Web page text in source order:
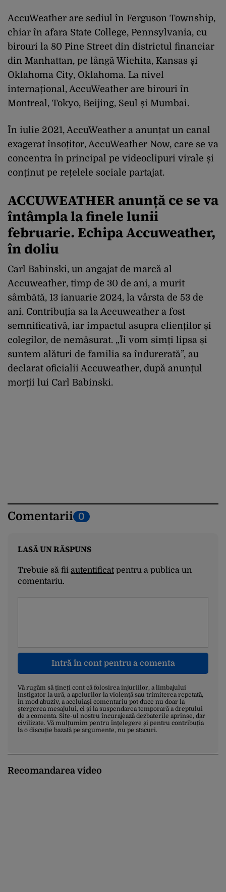
AccuWeather are sediul în Ferguson Township,
chiar în afara State College, Pennsylvania, cu
birouri la 80 Pine Street din districtul financiar
din Manhattan, pe lângă Wichita, Kansas și
Oklahoma City, Oklahoma. La nivel
internațional, AccuWeather are birouri în
Montreal, Tokyo, Beijing, Seul și Mumbai.
În iulie 2021, AccuWeather a anunțat un canal
exagerat însoțitor, AccuWeather Now, care se va
concentra în principal pe videoclipuri virale și
conținut pe rețelele sociale partajat.
ACCUWEATHER anunță ce se va
întâmpla la finele lunii
februarie. Echipa Accuweather,
în doliu
Carl Babinski, un angajat de marcă al
Accuweather, timp de 30 de ani, a murit
sâmbătă, 13 ianuarie 2024, la vârsta de 53 de
ani. Contribuția sa la Accuweather a fost
semnificativă, iar impactul asupra clienților și
colegilor, de nemăsurat. „Îi vom simți lipsa și
suntem alături de familia sa îndurerată”, au
declarat oficialii Accuweather, după anunțul
morții lui Carl Babinski.
Comentarii 0
LASĂ UN RĂSPUNS
Trebuie să fii autentificatpentru a publica un
comentariu.
Intră în cont pentru a comenta
Vă rugăm să țineți cont că folosirea injuriilor, a limbajului
instigator la ură, a apelurilor la violență sau trimiterea repetată,
în mod abuziv, a aceluiași comentariu pot duce nu doar la
ștergerea mesajului, ci și la suspendarea temporară a dreptului
de a comenta. Site-ul nostru încurajează dezbaterile aprinse, dar
civilizate. Vă mulțumim pentru înțelegere și pentru contribuția
la o discuție bazată pe argumente, nu pe atacuri.
Recomandarea video